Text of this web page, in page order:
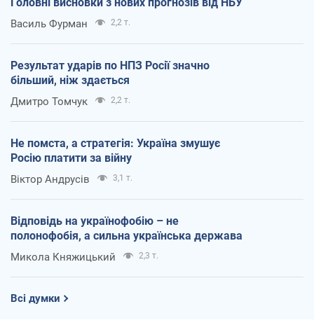
Василь Фурман 2,2 т.
Результат ударів по НПЗ Росії значно
більший, ніж здається
Дмитро Томчук 2,2 т.
Не помста, а стратегія: Україна змушує
Росію платити за війну
Віктор Андрусів 3,1 т.
Відповідь на українофобію – не
полонофобія, а сильна українська держава
Микола Княжицький 2,3 т.
Всі думки